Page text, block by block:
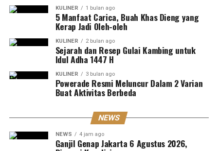
KULINER 1 bulan ago
5 Manfaat Carica, Buah Khas Dieng yang
Kerap Jadi Oleh-oleh
KULINER 2 bulan ago
Sejarah dan Resep Gulai Kambing untuk
Idul Adha 1447 H
KULINER 3 bulan ago
Powerade Resmi Meluncur Dalam 2 Varian
Buat Aktivitas Berbeda
NEWS
NEWS 4 jam ago
Ganjil Genap Jakarta 6 Agustus 2026,